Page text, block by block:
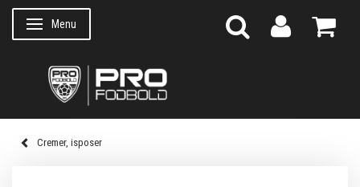
Skifte navigation
Menu
Cremer, isposer